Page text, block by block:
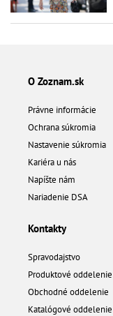
O Zoznam.sk
Právne informácie
Ochrana súkromia
Nastavenie súkromia
Kariéra u nás
Napíšte nám
Nariadenie DSA
Kontakty
Spravodajstvo
Produktové oddelenie
Obchodné oddelenie
Katalógové oddelenie